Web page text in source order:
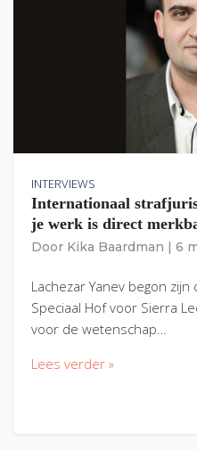
INTERVIEWS
Internationaal
je werk is direct
Door Kika Baardman 6
Lachezar Yanev begon
Speciaal Hof voor Sierra
voor de wetenschap…
Lees verder »